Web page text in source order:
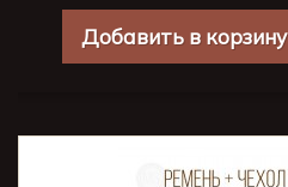
Добавить в корзину